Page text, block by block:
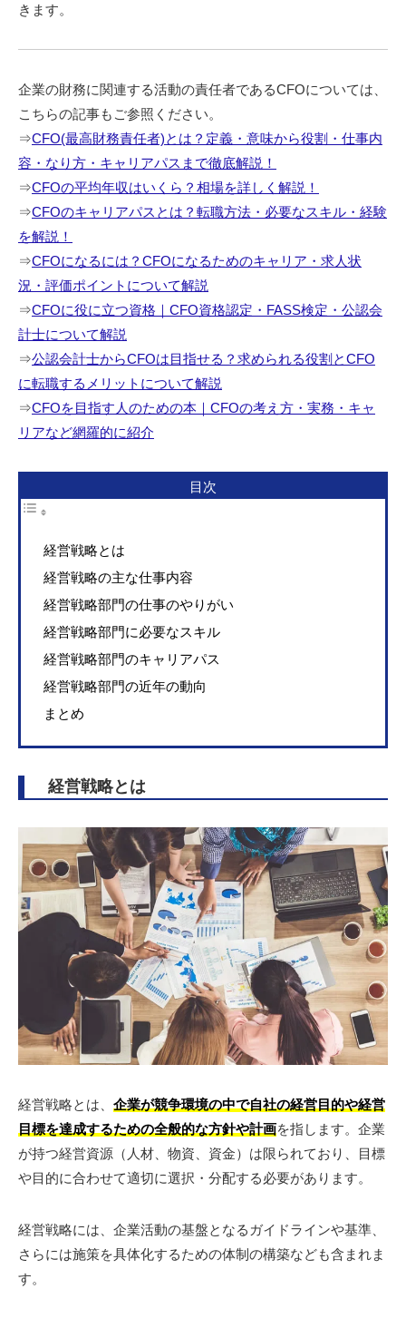
きます。
企業の財務に関連する活動の責任者であるCFOについては、
こちらの記事もご参照ください。
⇒CFO(最高財務責任者)とは？定義・意味から役割・仕事内
容・なり方・キャリアパスまで徹底解説！
⇒CFOの平均年収はいくら？相場を詳しく解説！
⇒CFOのキャリアパスとは？転職方法・必要なスキル・経験
を解説！
⇒CFOになるには？CFOになるためのキャリア・求人状
況・評価ポイントについて解説
⇒CFOに役に立つ資格｜CFO資格認定・FASS検定・公認会
計士について解説
⇒公認会計士からCFOは目指せる？求められる役割とCFO
に転職するメリットについて解説
⇒CFOを目指す人のための本｜CFOの考え方・実務・キャ
リアなど網羅的に紹介
目次
経営戦略とは
経営戦略の主な仕事内容
経営戦略部門の仕事のやりがい
経営戦略部門に必要なスキル
経営戦略部門のキャリアパス
経営戦略部門の近年の動向
まとめ
経営戦略とは
経営戦略とは、 企業が競争環境の中で自社の経営目的や経営
目標を達成するための全般的な方針や計画を指します。企業
が持つ経営資源（人材、物資、資金）は限られており、目標
や目的に合わせて適切に選択・分配する必要があります。
経営戦略には、企業活動の基盤となるガイドラインや基準、
さらには施策を具体化するための体制の構築なども含まれま
す。